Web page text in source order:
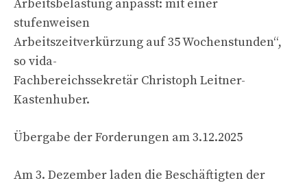
Arbeitsbelastung anpasst: mit einer
stufenweisen
Arbeitszeitverkürzung auf 35 Wochenstunden“,
so vida-
Fachbereichssekretär Christoph Leitner-
Kastenhuber.
Übergabe der Forderungen am 3.12.2025
Am 3. Dezember laden die Beschäftigten der